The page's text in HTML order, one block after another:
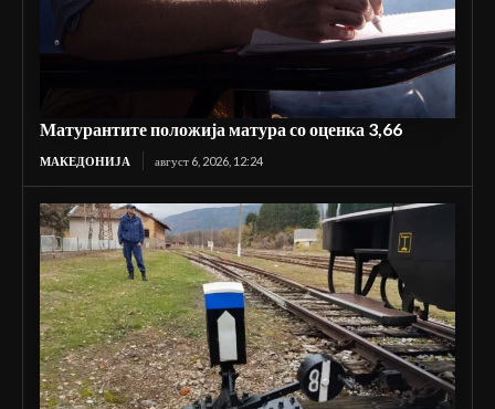
Матурантите положија матура со оценка 3,66
МАКЕДОНИЈА август 6, 2026, 12:24